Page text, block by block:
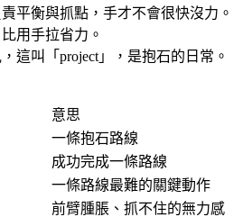
平衡與抓點，手才不會很快沒力。
用手拉省力。
這叫「project」，是抱石的日常。
意思
一條抱石路線
成功完成一條路線
一條路線最難的關鍵動作
前臂腫脹、抓不住的無力感